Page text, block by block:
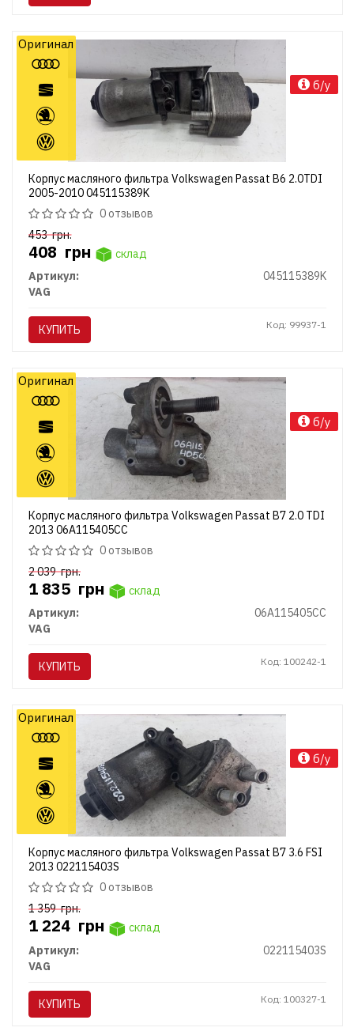
Корпус масляного фильтра Volkswagen Passat B6 2.0TDI
2005-2010 045115389K
0 отзывов
453грн.
408 грн
склад
Артикул:
045115389K
VAG
КУПИТЬ Код: 99937-1
Оригинал
б/у
Корпус масляного фильтра Volkswagen Passat B7 2.0 TDI
2013 06A115405CC
0 отзывов
2 039грн.
1 835 грн
склад
Артикул:
06A115405CC
VAG
КУПИТЬ Код: 100242-1
Оригинал
б/у
Корпус масляного фильтра Volkswagen Passat B7 3.6 FSI
2013 022115403S
0 отзывов
1 359грн.
1 224 грн
склад
Артикул:
022115403S
VAG
КУПИТЬ Код: 100327-1
Оригинал
б/у